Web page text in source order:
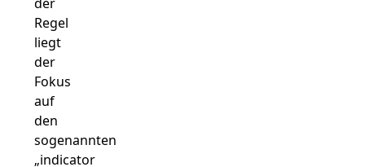
Regel
liegt
der
Fokus
auf
den
sogenannten
„indicator